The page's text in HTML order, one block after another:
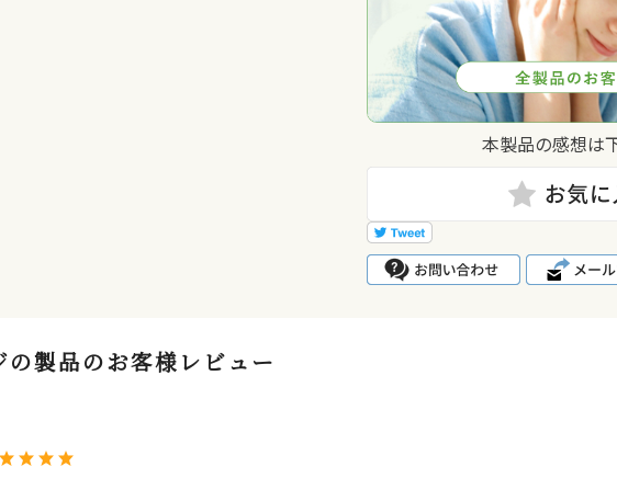
本製品の感想は
の製品のお客様レビュー